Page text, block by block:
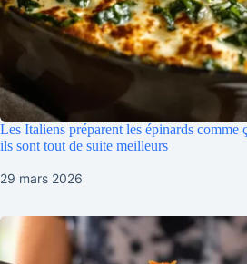
Les Italiens préparent les épinards
ils sont tout de suite meilleurs
29 mars 2026